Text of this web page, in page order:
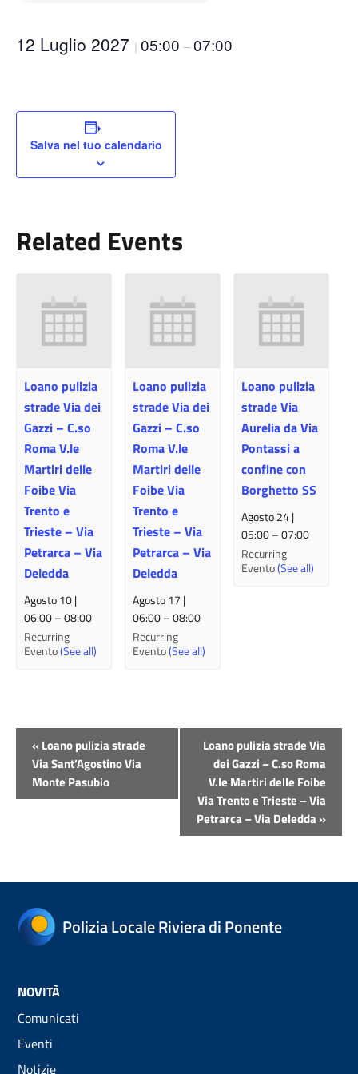
12 Luglio 2027 | 05:00 –07:00
Salva nel tuo calendario
Related Events
Loano pulizia
strade Via dei
Gazzi – C.so
Roma V.le
Martiri delle
Foibe Via
Trento e
Trieste – Via
Petrarca – Via
Deledda
Agosto 10 |
06:00–08:00
Recurring
Evento(See all)
Loano pulizia
strade Via dei
Gazzi – C.so
Roma V.le
Martiri delle
Foibe Via
Trento e
Trieste – Via
Petrarca – Via
Deledda
Agosto 17 |
06:00–08:00
Recurring
Evento(See all)
Loano pulizia
strade Via
Aurelia da Via
Pontassi a
confine con
Borghetto SS
Agosto 24 |
05:00–07:00
Recurring
Evento(See all)
Evento
Navigazione
«Loano pulizia strade
Via Sant’Agostino Via
Monte Pasubio
Loano pulizia strade Via
dei Gazzi – C.so Roma
V.le Martiri delle Foibe
Via Trento e Trieste – Via
Petrarca – Via Deledda»
Polizia Locale Riviera di Ponente
NOVITÀ
Comunicati
Eventi
Notizie